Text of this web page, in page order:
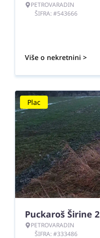
PETROVARADIN
ŠIFRA: #543666
Više o nekretnini >
Plac
Puckaroš Širine 2
PETROVARADIN
ŠIFRA: #333486